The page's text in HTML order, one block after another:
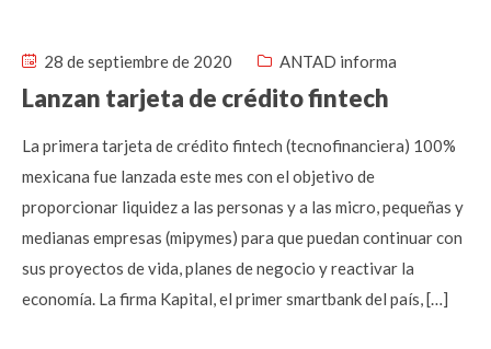
28 de septiembre de 2020 ANTAD informa
Lanzan tarjeta de crédito fintech
La primera tarjeta de crédito fintech (tecnofinanciera) 100%
mexicana fue lanzada este mes con el objetivo de
proporcionar liquidez a las personas y a las micro, pequeñas y
medianas empresas (mipymes) para que puedan continuar con
sus proyectos de vida, planes de negocio y reactivar la
economía. La firma Kapital, el primer smartbank del país, […]